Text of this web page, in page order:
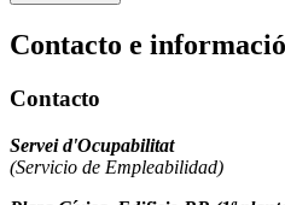
Contacto e
Contacto
Servei d'Ocupabilitat
(Servicio de Empleabilidad)